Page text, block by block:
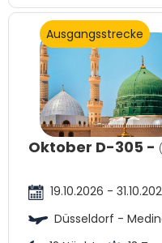
Ausgangsstrecke
Oktober D-305 -
19.10.2026 -
Düsseldorf -